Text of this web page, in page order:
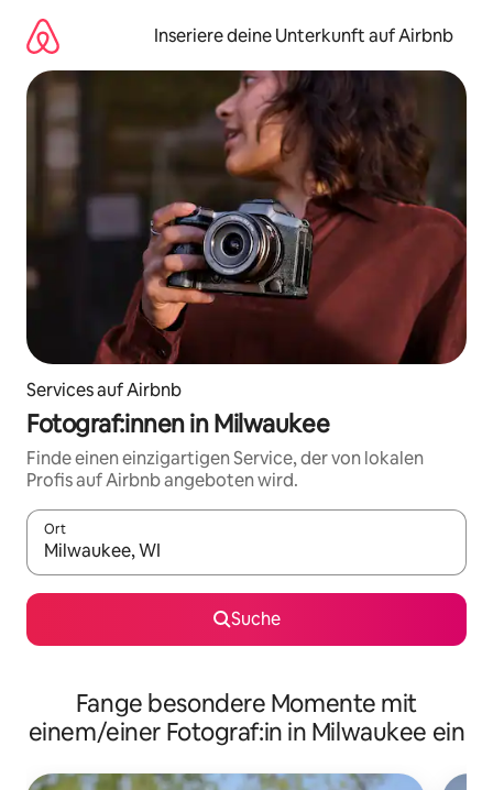
Inhalten
springen
Inseriere deine Unterkunft auf Airbnb
Services auf Airbnb
Fotograf:innen in Milwaukee
Finde einen einzigartigen Service, der von lokalen
Profis auf Airbnb angeboten wird.
Ort
Wenn Ergebnisse verfügbar sind, navigiere mit den
Suche
Fange besondere Momente mit
einem/einer Fotograf:in in Milwaukee ein